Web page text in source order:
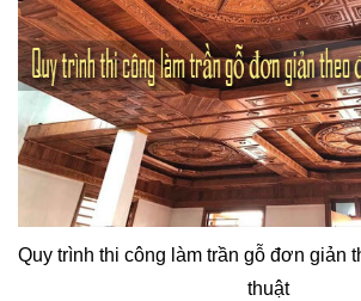
Quy trình thi công làm trần gỗ đơn giản
thuật